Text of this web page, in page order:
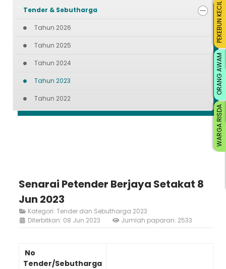
Tender & Sebutharga
Tahun 2026
Tahun 2025
Tahun 2024
Tahun 2023
Tahun 2022
Senarai Petender Berjaya Setakat 8
Jun 2023
Kategori: Tender dan Sebutharga 2023
Diterbitkan: 08 Jun 2023
Jumlah paparan: 2533
No
Tender/Sebutharga
WARGA RISDA
ORANG AWAM
PEKEBUN KECIL